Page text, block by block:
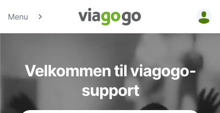
Menu
Billetter -
Sports- &amp;
Teaterbilletter |
Velkommen til viagogo-
support